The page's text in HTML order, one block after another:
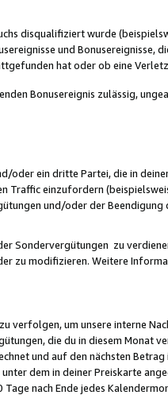
disqualifiziert wurde
und Bonusereignisse,
hat oder ob eine
Bonusereignis zulässig,
oder ein dritte Partei, die in
Traffic einzufordern
und/oder der Beendigung
Sondervergütungen zu
zu modifizieren. Weitere
verfolgen, um unsere interne
die du in diesem Monat
und auf den nächsten Betrag
dem in deiner Preiskarte
nach Ende jedes